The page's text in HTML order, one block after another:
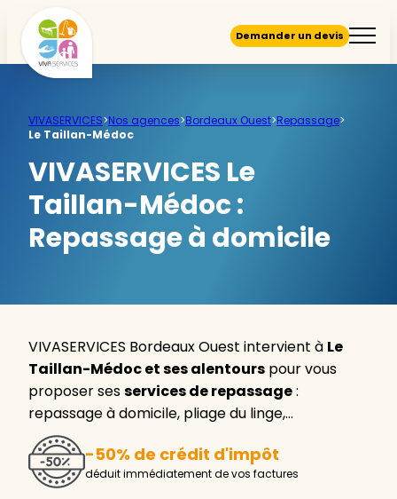
Demander un devis
VIVASERVICES>Nos agences>Bordeaux Ouest>Repassage>
Le Taillan-Médoc
VIVASERVICES Le
Taillan-Médoc :
Repassage à domicile
VIVASERVICES Bordeaux Ouest intervient à Le
Taillan-Médoc et ses alentours pour vous
proposer sesservices de repassage:
repassage à domicile, pliage du linge,…
-50% de crédit d'impôt
déduit immédiatement de vos factures